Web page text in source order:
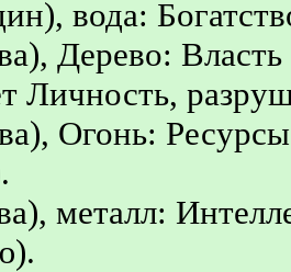
вода:
Дерево:
Личность,
Огонь:
металл: